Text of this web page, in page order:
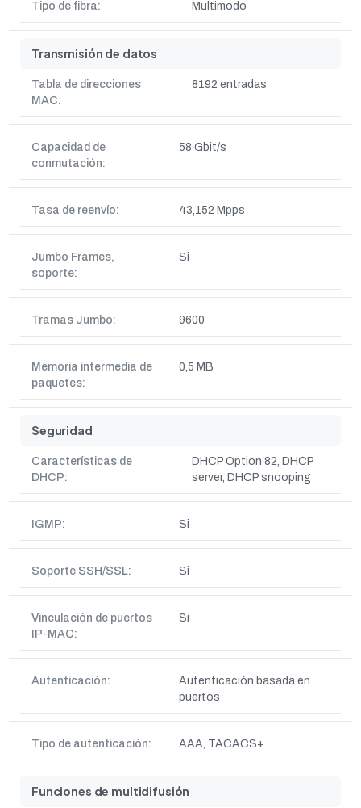
Tipo de fibra: Multimodo
Transmisión de datos
Tabla de direcciones
MAC:
8192 entradas
Capacidad de
conmutación:
58 Gbit/s
Tasa de reenvío: 43,152 Mpps
Jumbo Frames,
soporte:
Si
Tramas Jumbo: 9600
Memoria intermedia de
paquetes:
0,5 MB
Seguridad
Características de
DHCP:
DHCP Option 82, DHCP
server, DHCP snooping
IGMP: Si
Soporte SSH/SSL: Si
Vinculación de puertos
IP-MAC:
Si
Autenticación:
Autenticación basada en
puertos
Tipo de autenticación: AAA, TACACS+
Funciones de multidifusión